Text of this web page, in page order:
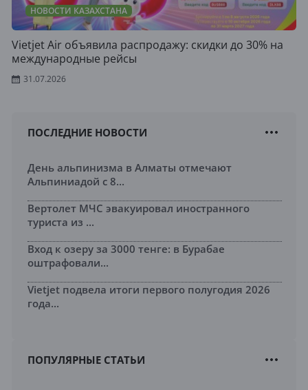
НОВОСТИ КАЗАХСТАНА
Vietjet Air объявила распродажу: скидки до 30% на
международные рейсы
31.07.2026
ПОСЛЕДНИЕ НОВОСТИ
День альпинизма в Алматы отмечают
Альпиниадой с 8...
Вертолет МЧС эвакуировал иностранного
туриста из ...
Вход к озеру за 3000 тенге: в Бурабае
оштрафовали...
Vietjet подвела итоги первого полугодия 2026
года...
ПОПУЛЯРНЫЕ СТАТЬИ